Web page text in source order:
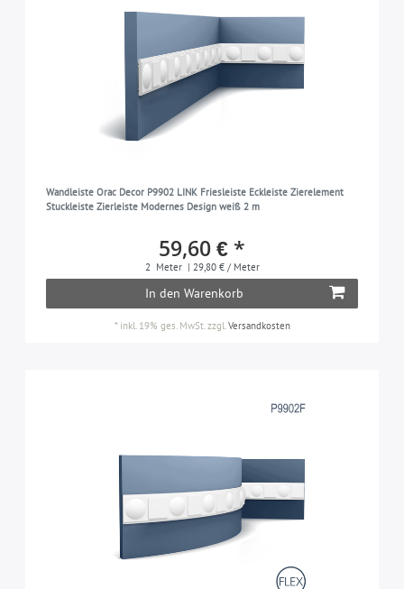
Wandleiste Orac Decor P9902 LINK Friesleiste Eckleiste Zierelement
Stuckleiste Zierleiste Modernes Design weiß 2 m
59,60 € *
2 Meter | 29,80 € / Meter
In den Warenkorb
* inkl. 19% ges. MwSt.zzgl.Versandkosten